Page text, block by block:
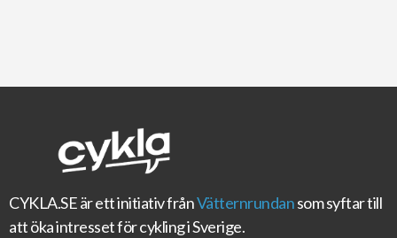
CYKLA.SEär ett initiativ frånVätternrundansom syftar till
att öka intresset för cykling i Sverige.